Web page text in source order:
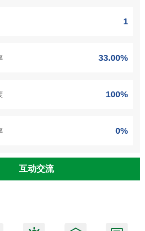
1
33.00%
100%
0%
互动交流